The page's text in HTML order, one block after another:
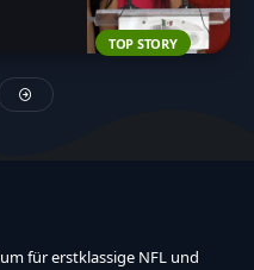
TOP STORY
für erstklassige NFL und